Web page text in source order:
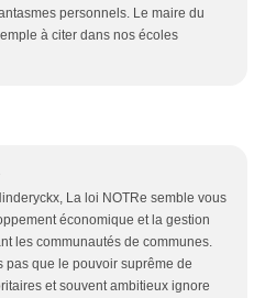
personnels. Le maire du
à citer dans nos écoles
La loi NOTRe semble vous
économique et la gestion
les communautés de communes.
pas que le pouvoir suprême de
et souvent ambitieux ignore